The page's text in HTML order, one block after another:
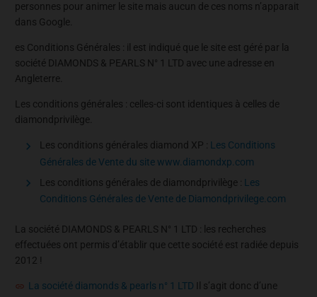
personnes pour animer le site mais aucun de ces noms n’apparait
dans Google.
es Conditions Générales : il est indiqué que le site est géré par la
société DIAMONDS & PEARLS N° 1 LTD avec une adresse en
Angleterre.
Les conditions générales : celles-ci sont identiques à celles de
diamondprivilège.
Les conditions générales diamond XP : Les Conditions
Générales de Vente du site www.diamondxp.com
Les conditions générales de diamondprivilège : Les
Conditions Générales de Vente de Diamondprivilege.com
La société DIAMONDS & PEARLS N° 1 LTD : les recherches
effectuées ont permis d’établir que cette société est radiée depuis
2012 !
La société diamonds & pearls n° 1 LTD
Il s’agit donc d’une